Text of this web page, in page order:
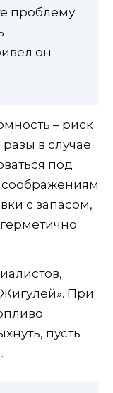
проблему
он
– риск
в случае
под
с запасом,
При
пусть